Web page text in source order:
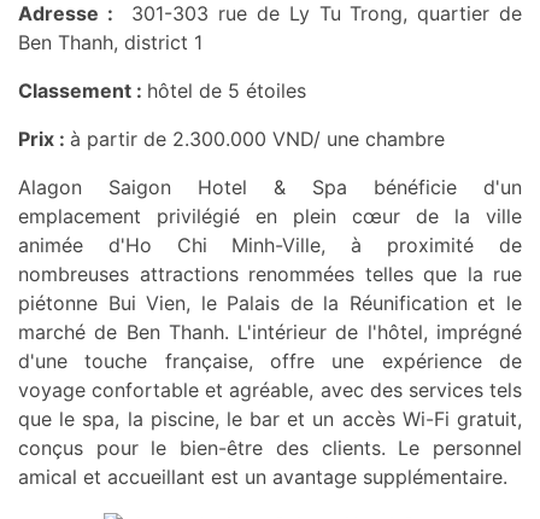
Adresse : 301-303 rue de Ly Tu Trong, quartier de
Ben Thanh, district 1
Classement : hôtel de 5 étoiles
Prix : à partir de 2.300.000 VND/ une chambre
Alagon Saigon Hotel & Spa bénéficie d'un
emplacement privilégié en plein cœur de la ville
animée d'Ho Chi Minh-Ville, à proximité de
nombreuses attractions renommées telles que la rue
piétonne Bui Vien, le Palais de la Réunification et le
marché de Ben Thanh. L'intérieur de l'hôtel, imprégné
d'une touche française, offre une expérience de
voyage confortable et agréable, avec des services tels
que le spa, la piscine, le bar et un accès Wi-Fi gratuit,
conçus pour le bien-être des clients. Le personnel
amical et accueillant est un avantage supplémentaire.